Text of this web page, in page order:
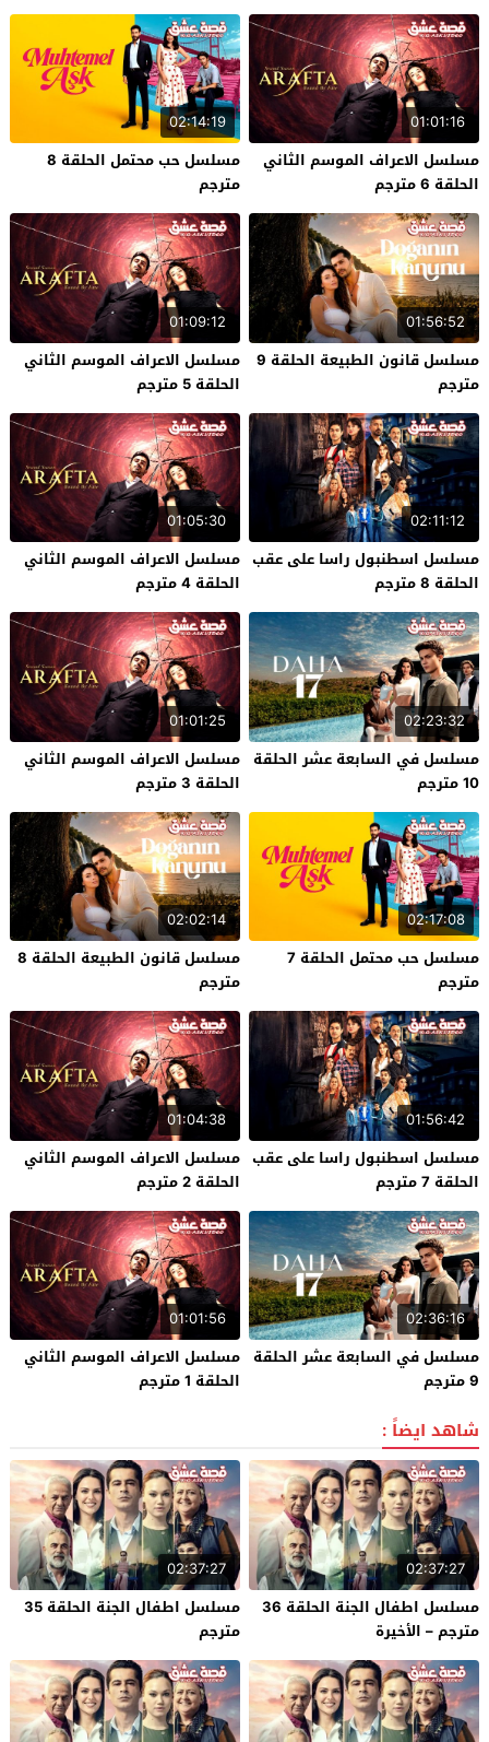
01:01:16
مسلسل الاعراف الموسم الثاني
الحلقة 6 مترجم
02:14:19
مسلسل حب محتمل الحلقة 8
مترجم
01:56:52
مسلسل قانون الطبيعة الحلقة 9
مترجم
01:09:12
مسلسل الاعراف الموسم الثاني
الحلقة 5 مترجم
02:11:12
مسلسل اسطنبول راسا على عقب
الحلقة 8 مترجم
01:05:30
مسلسل الاعراف الموسم الثاني
الحلقة 4 مترجم
02:23:32
مسلسل في السابعة عشر الحلقة
10 مترجم
01:01:25
مسلسل الاعراف الموسم الثاني
الحلقة 3 مترجم
02:17:08
مسلسل حب محتمل الحلقة 7
مترجم
02:02:14
مسلسل قانون الطبيعة الحلقة 8
مترجم
01:56:42
مسلسل اسطنبول راسا على عقب
الحلقة 7 مترجم
01:04:38
مسلسل الاعراف الموسم الثاني
الحلقة 2 مترجم
02:36:16
مسلسل في السابعة عشر الحلقة
9 مترجم
01:01:56
مسلسل الاعراف الموسم الثاني
الحلقة 1 مترجم
شاهد ايضاً :
02:37:27
مسلسل اطفال الجنة الحلقة 36
مترجم – الأخيرة
02:37:27
مسلسل اطفال الجنة الحلقة 35
مترجم